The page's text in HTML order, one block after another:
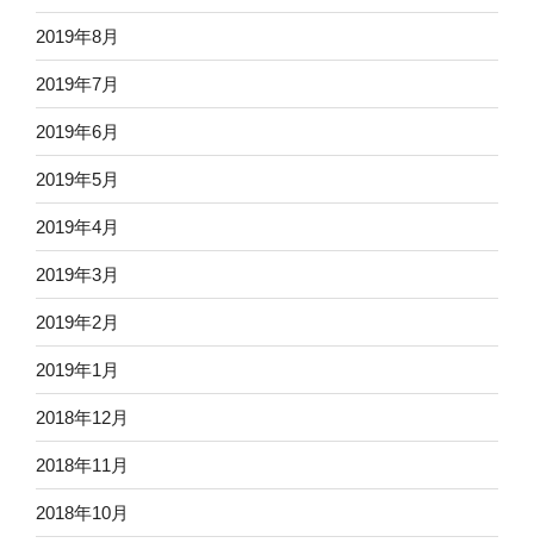
2019年8月
2019年7月
2019年6月
2019年5月
2019年4月
2019年3月
2019年2月
2019年1月
2018年12月
2018年11月
2018年10月